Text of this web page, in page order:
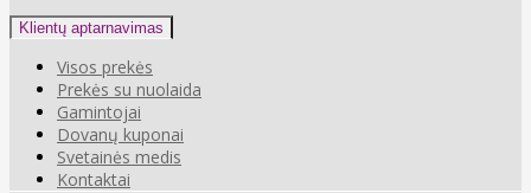
Klientų aptarnavimas
Visos prekės
Prekės su nuolaida
Gamintojai
Dovanų kuponai
Svetainės medis
Kontaktai